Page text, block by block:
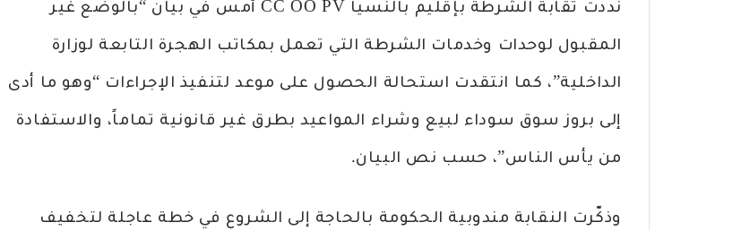
نددت تقابة الشرطة بإقليم بالنسيا CC OO PV أمس في بيان “بالوضع غير
المقبول لوحدات وخدمات الشرطة التي تعمل بمكاتب الهجرة التابعة لوزارة
الداخلية”، كما انتقدت استحالة الحصول على موعد لتنفيذ الإجراءات “وهو ما أدى
إلى بروز سوق سوداء لبيع وشراء المواعيد بطرق غير قانونية تماماً، والاستفادة
من يأس الناس”، حسب نص البيان.
وذكّرت النقابة مندوبية الحكومة بالحاجة إلى الشروع في خطة عاجلة لتخفيف